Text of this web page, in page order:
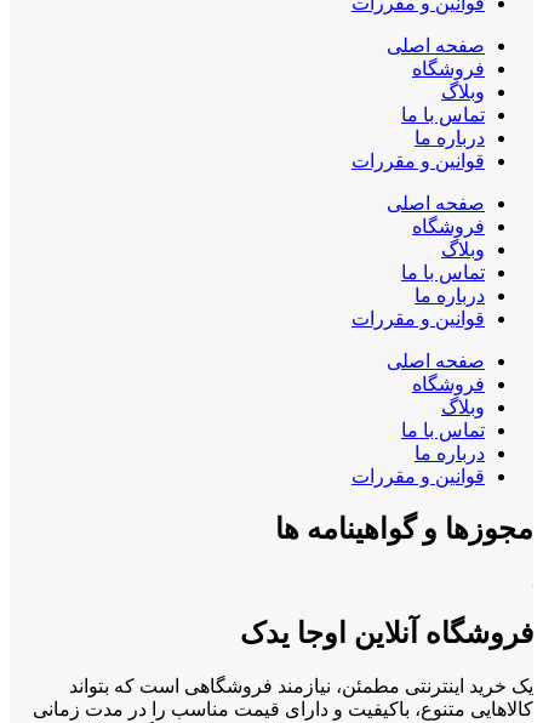
صفحه اصلی
فروشگاه
وبلاگ
تماس با ما
درباره ما
قوانین و مقررات
صفحه اصلی
فروشگاه
وبلاگ
تماس با ما
درباره ما
قوانین و مقررات
صفحه اصلی
فروشگاه
وبلاگ
تماس با ما
درباره ما
قوانین و مقررات
مجوزها و گواهینامه ها
فروشگاه آنلاین اوجا یدک
یک خرید اینترنتی مطمئن، نیازمند فروشگاهی است که بتواند
کالاهایی متنوع، باکیفیت و دارای قیمت مناسب را در مدت زمانی